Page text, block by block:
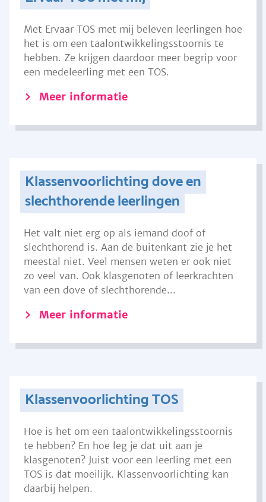
Met Ervaar TOS met mij beleven leerlingen hoe
het is om een taalontwikkelingsstoornis te
hebben. Ze krijgen daardoor meer begrip voor
een medeleerling met een TOS.
Meer informatie
Klassenvoorlichting dove en
slechthorende leerlingen
Het valt niet erg op als iemand doof of
slechthorend is. Aan de buitenkant zie je het
meestal niet. Veel mensen weten er ook niet
zo veel van. Ook klasgenoten of leerkrachten
van een dove of slechthorende...
Meer informatie
Klassenvoorlichting TOS
Hoe is het om een taalontwikkelingsstoornis
te hebben? En hoe leg je dat uit aan je
klasgenoten? Juist voor een leerling met een
TOS is dat moeilijk. Klassenvoorlichting kan
daarbij helpen.